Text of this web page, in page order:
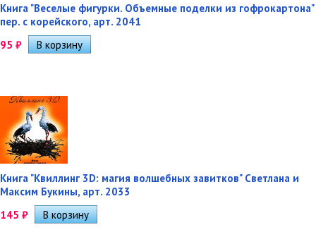
Книга "Веселые фигурки. Объемные поделки из гофрокартона"
пер. с корейского, арт. 2041
95 ₽
Книга "Квиллинг 3D: магия волшебных завитков" Светлана и
Максим Букины, арт. 2033
145 ₽